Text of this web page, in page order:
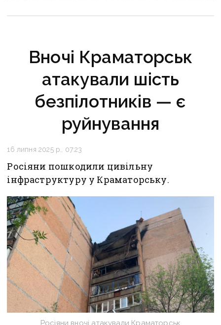
Вночі Краматорськ
атакували шість
безпілотників — є
руйнування
16 липня 2025 р., 07:23
Росіяни пошкодили цивільну
інфраструктуру у Краматорську.
Росіяни вночі атакували Краматорськ